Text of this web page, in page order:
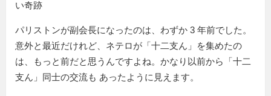
い奇跡
パリストンが副会長になったのは、わずか 3 年前でした。
意外と最近だけれど、ネテロが「十二支ん」を集めたの
は、もっと前だと思うんですよね。かなり以前から「十二
支ん」同士の交流も あったように見えます。